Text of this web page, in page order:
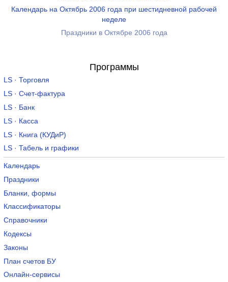
Календарь на Октябрь 2006 года при шестидневной рабочей
неделе
Праздники в Октябре 2006 года
Программы
LS · Торговля
LS · Счет-фактура
LS · Банк
LS · Касса
LS · Книга (КУДиР)
LS · Табель и графики
Календарь
Праздники
Бланки, формы
Классификаторы
Справочники
Кодексы
Законы
План счетов БУ
Онлайн-сервисы